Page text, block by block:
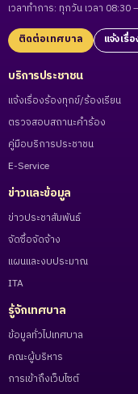
เวลาทำการ: ทุกวัน เวลา 08:30
ติดต่อเทศบาล แจ้งเรื่
บริการประชาชน
แจ้งเรื่องร้องทุกข์/ร้องเรียน
ตรวจสอบสถานะคำร้อง
คู่มือบริการประชาชน
E-Service
ข่าวและข้อมูล
ข่าวประชาสัมพันธ์
จัดซื้อจัดจ้าง
แผนและงบประมาณ
ITA
รู้จักเทศบาล
ข้อมูลทั่วไปเทศบาล
คณะผู้บริหาร
การเข้าถึงเว็บไซต์